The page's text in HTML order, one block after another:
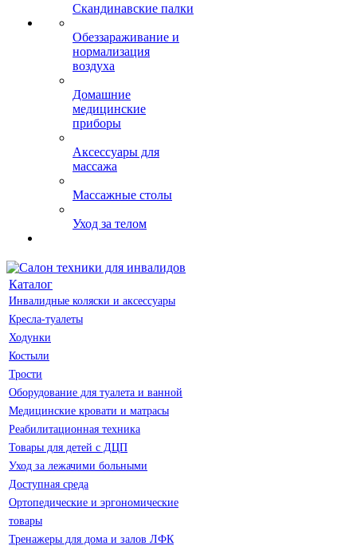
Скандинавские палки
Обеззараживание и
нормализация
воздуха
Домашние
медицинские
приборы
Аксессуары для
массажа
Массажные столы
Уход за телом
Каталог
Инвалидные коляски и аксессуары
Кресла-туалеты
Ходунки
Костыли
Трости
Оборудование для туалета и ванной
Медицинские кровати и матрасы
Реабилитационная техника
Товары для детей с ДЦП
Уход за лежачими больными
Доступная среда
Ортопедические и эргономические
товары
Тренажеры для дома и залов ЛФК